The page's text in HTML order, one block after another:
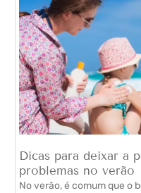
Dicas para deixar a
problemas no verão
No verão, é comum que o